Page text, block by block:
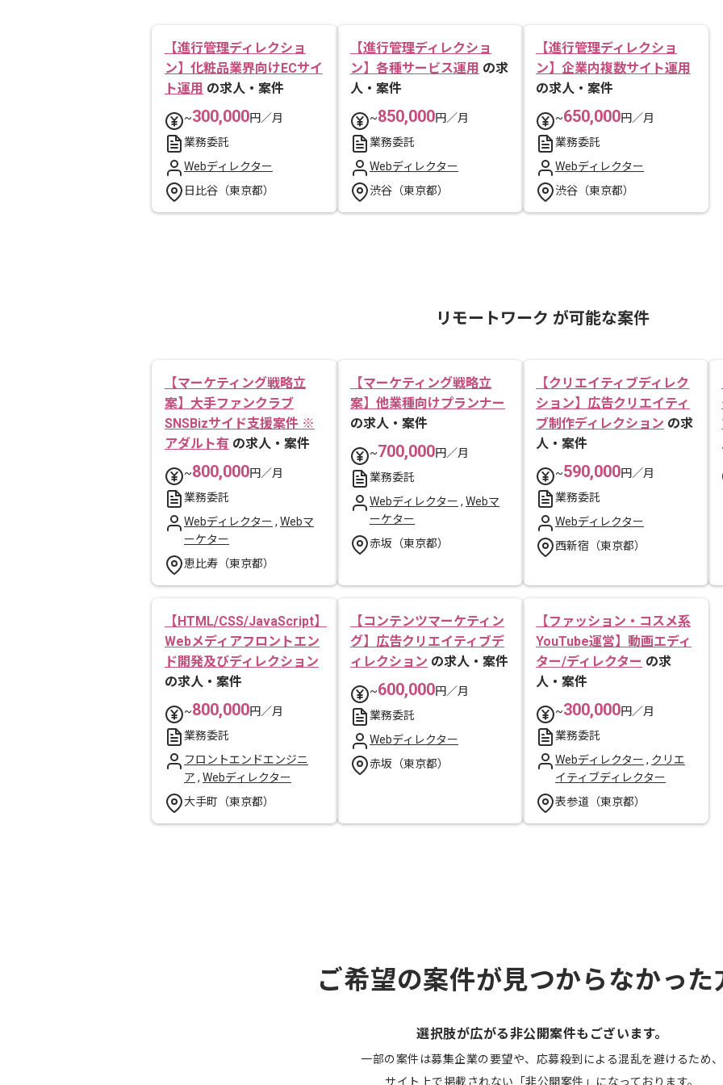
【進行管理ディレクショ
ン】化粧品業界向けECサイ
ト運用 の求人・案件
~300,000円／月
業務委託
Webディレクター
日比谷（東京都）
【進行管理ディレクショ
ン】各種サービス運用 の求
人・案件
~850,000円／月
業務委託
Webディレクター
渋谷（東京都）
【進行管理ディレクショ
ン】企業内複数サイト運用
の求人・案件
~650,000円／月
業務委託
Webディレクター
渋谷（東京都）
リモートワーク が可能な案件
【マーケティング戦略立
案】大手ファンクラブ
SNSBizサイド支援案件 ※
アダルト有 の求人・案件
~800,000円／月
業務委託
Webディレクター , Webマ
ーケター
恵比寿（東京都）
【マーケティング戦略立
案】他業種向けプランナー
の求人・案件
~700,000円／月
業務委託
Webディレクター , Webマ
ーケター
赤坂（東京都）
【クリエイティブディレク
ション】広告クリエイティ
ブ制作ディレクション の求
人・案件
~590,000円／月
業務委託
Webディレクター
西新宿（東京都）
【HTML/CSS/JavaScript】
Webメディアフロントエン
ド開発及びディレクション
の求人・案件
~800,000円／月
業務委託
フロントエンドエンジニ
ア , Webディレクター
大手町（東京都）
【コンテンツマーケティン
グ】広告クリエイティブデ
ィレクション の求人・案件
~600,000円／月
業務委託
Webディレクター
赤坂（東京都）
【ファッション・コスメ系
YouTube運営】動画エディ
ター/ディレクター の求
人・案件
~300,000円／月
業務委託
Webディレクター , クリエ
イティブディレクター
表参道（東京都）
ご希望の案件が見つからなかった
選択肢が広がる非公開案件もございます。
一部の案件は募集企業の要望や、応募殺到による混乱を避けるため、
サイト上で掲載されない「非公開案件」になっております。